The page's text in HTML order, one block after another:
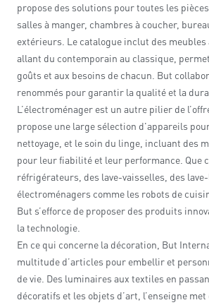
propose des solutions pour toutes les
salles à manger, chambres à coucher,
extérieurs. Le catalogue inclut des meubles
allant du contemporain au classique,
goûts et aux besoins de chacun. But
renommés pour garantir la qualité et la
L’électroménager est un autre pilier de
propose une large sélection d'appareils
nettoyage, et le soin du linge, incluant des
pour leur fiabilité et leur performance. Que
réfrigérateurs, des lave-vaisselles, des
électroménagers comme les robots de
But s’efforce de proposer des produits
la technologie.
En ce qui concerne la décoration, But
multitude d’articles pour embellir et
de vie. Des luminaires aux textiles en
décoratifs et les objets d’art, l’enseigne met